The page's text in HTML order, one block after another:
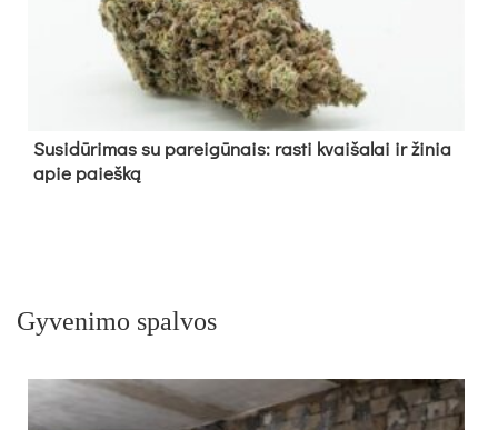
Su­si­dū­ri­mas su pa­rei­gū­nais: ras­ti kvai­ša­lai ir ži­nia
apie paieš­ką
Gyvenimo spalvos